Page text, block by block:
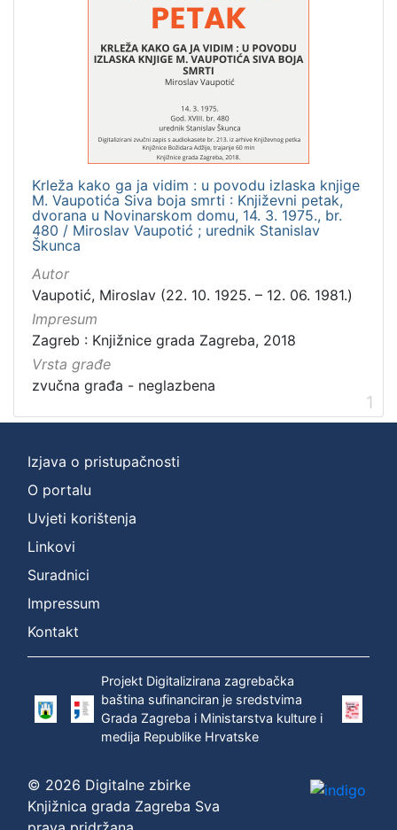
Krleža kako ga ja vidim : u povodu izlaska knjige
M. Vaupotića Siva boja smrti : Književni petak,
dvorana u Novinarskom domu, 14. 3. 1975., br.
480 / Miroslav Vaupotić ; urednik Stanislav
Škunca
Autor
Vaupotić, Miroslav (22. 10. 1925. – 12. 06. 1981.)
Impresum
Zagreb : Knjižnice grada Zagreba, 2018
Vrsta građe
zvučna građa - neglazbena
1
Izjava o pristupačnosti
O portalu
Uvjeti korištenja
Linkovi
Suradnici
Impressum
Kontakt
Projekt Digitalizirana zagrebačka
baština sufinanciran je sredstvima
Grada Zagreba i Ministarstva kulture i
medija Republike Hrvatske
© 2026 Digitalne zbirke
Knjižnica grada Zagreba Sva